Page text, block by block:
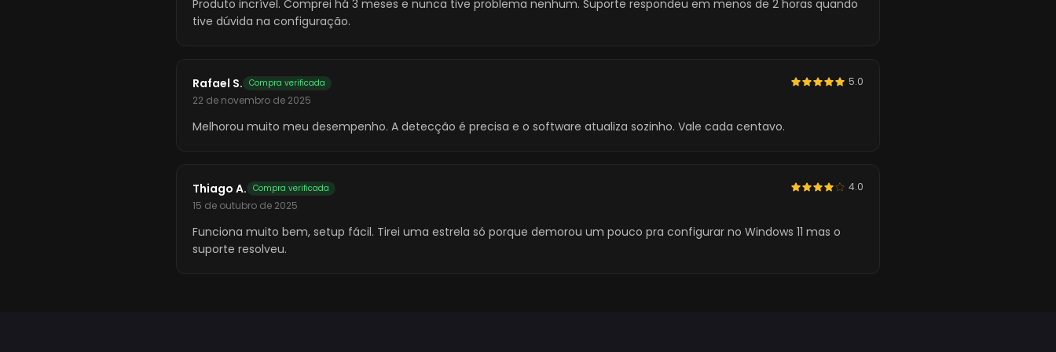
Produto incrível. Comprei há 3 meses e nunca tive problema nenhum. Suporte respondeu em menos de 2 horas quando
tive dúvida na configuração.
Rafael S. Compra verificada
22 de novembro de 2025
5.0
Melhorou muito meu desempenho. A detecção é precisa e o software atualiza sozinho. Vale cada centavo.
Thiago A. Compra verificada
15 de outubro de 2025
4.0
Funciona muito bem, setup fácil. Tirei uma estrela só porque demorou um pouco pra configurar no Windows 11 mas o
suporte resolveu.